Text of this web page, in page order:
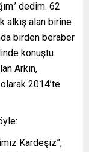
dedim. 62
alkış alan birine
birden beraber
konuştu.
Arkın,
2014’te
Kardeşiz”,